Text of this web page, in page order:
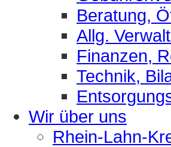
Beratung,
Allg.
Finanzen,
Technik,
Wir über uns
Rhein-Lahn-